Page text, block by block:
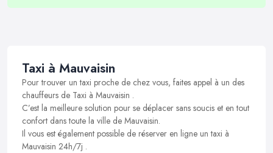
Taxi à Mauvaisin
Pour trouver un taxi proche de chez vous, faites appel à un des
chauffeurs de Taxi à Mauvaisin .
C’est la meilleure solution pour se déplacer sans soucis et en tout
confort dans toute la ville de Mauvaisin.
Il vous est également possible de réserver en ligne un taxi à
Mauvaisin 24h/7j .